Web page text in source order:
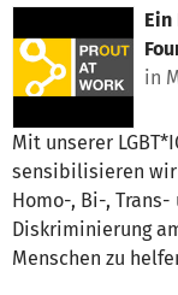
in
Mit unserer
sensibilisieren wir
Homo-, Bi-,
Diskriminierung
Menschen zu